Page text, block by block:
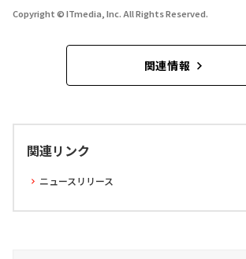
Copyright © ITmedia, Inc. All Rights Reserved.
関連情報
関連リンク
ニュースリリース